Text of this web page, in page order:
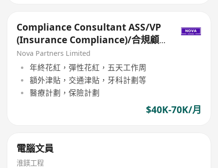
Compliance Consultant ASS/VP
(Insurance Compliance)/合規顧
問ASS/VP（保險合規）
Nova Partners Limited
年終花紅，彈性花紅，五天工作周
額外津貼，交通津貼，牙科計劃等
醫療計劃，保險計劃
$40K-70K/月
電腦文員
淮鎂工程